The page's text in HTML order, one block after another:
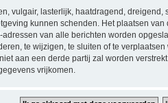
vulgair, lasterlijk, haatdragend,
kunnen schenden. Het plaatsen
van alle berichten worden
te wijzigen, te sluiten of te
aan een derde partij zal worden
vrijkomen.